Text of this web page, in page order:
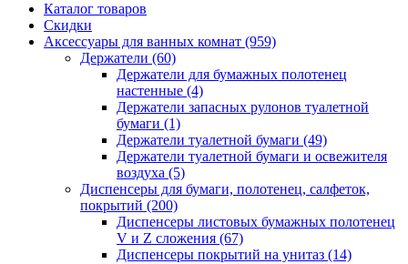
Каталог товаров
Скидки
Аксессуары для ванных комнат (959)
Держатели (60)
Держатели для бумажных полотенец
настенные (4)
Держатели запасных рулонов туалетной
бумаги (1)
Держатели туалетной бумаги (49)
Держатели туалетной бумаги и освежителя
воздуха (5)
Диспенсеры для бумаги, полотенец, салфеток,
покрытий (200)
Диспенсеры листовых бумажных полотенец
V и Z сложения (67)
Диспенсеры покрытий на унитаз (14)